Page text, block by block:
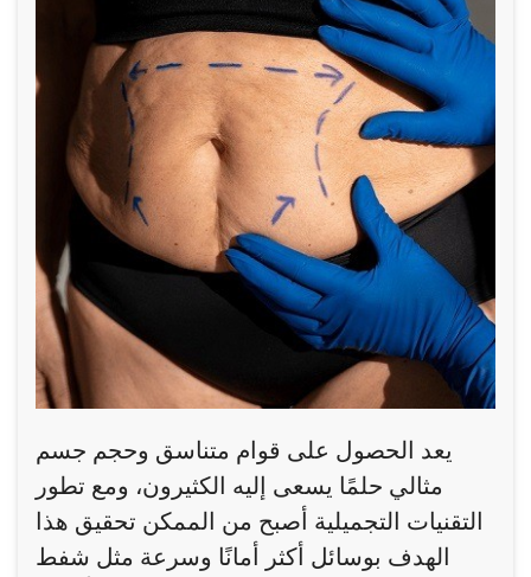
يعد الحصول على قوام متناسق وحجم جسم
مثالي حلمًا يسعى إليه الكثيرون، ومع تطور
التقنيات التجميلية أصبح من الممكن تحقيق هذا
الهدف بوسائل أكثر أمانًا وسرعة مثل شفط